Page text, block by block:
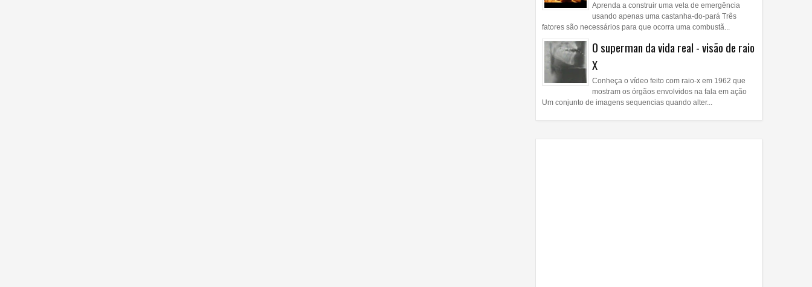
Aprenda a construir uma vela de emergência
usando apenas uma castanha-do-pará Três
fatores são necessários para que ocorra uma combustã...
O superman da vida real - visão de raio
X
Conheça o vídeo feito com raio-x em 1962 que
mostram os órgãos envolvidos na fala em ação
Um conjunto de imagens sequencias quando alter...